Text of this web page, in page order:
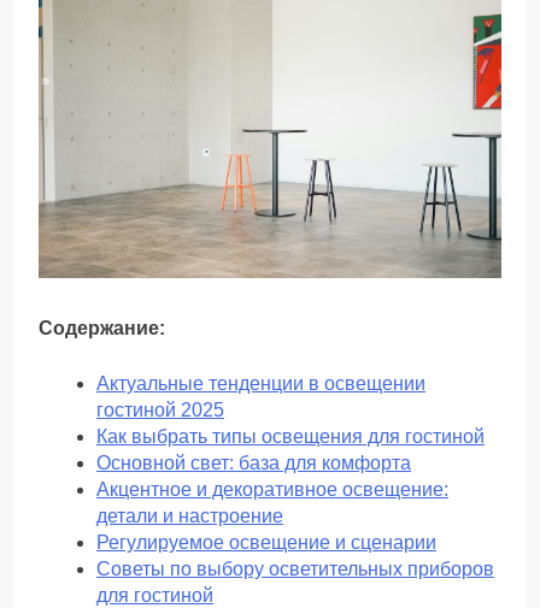
Содержание:
Актуальные тенденции в освещении
гостиной 2025
Как выбрать типы освещения для гостиной
Основной свет: база для комфорта
Акцентное и декоративное освещение:
детали и настроение
Регулируемое освещение и сценарии
Советы по выбору осветительных приборов
для гостиной